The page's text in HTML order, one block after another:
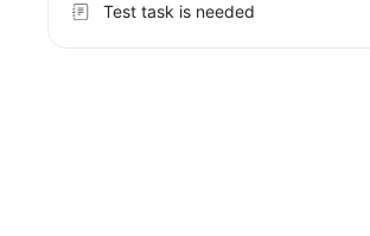
Test task is needed